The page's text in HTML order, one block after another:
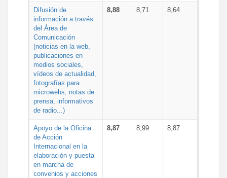
Difusión de
información a través
del Área de
Comunicación
(noticias en la web,
publicaciones en
medios sociales,
vídeos de actualidad,
fotografías para
microwebs, notas de
prensa, informativos
de radio...)
8,88 8,71 8,64
Apoyo de la Oficina
de Acción
Internacional en la
elaboración y puesta
en marcha de
convenios y acciones
8,87 8,99 8,87